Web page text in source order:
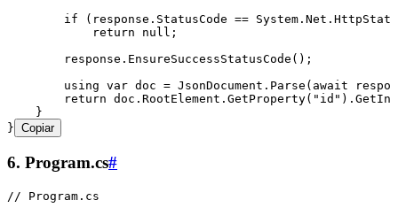
        if
( response . StatusCode == System . Net .
            return
null ;
        response
. EnsureSuccessStatusCode ();
        using
var doc = JsonDocument . Parse ( await
        return
doc . RootElement . GetProperty( " id " ) .
    }
} Copiar
6. Program.cs#
// Program.cs